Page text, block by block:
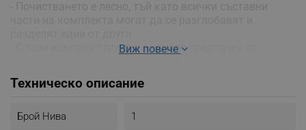
- С този комплект плотът е изцяло предпазен от
на комплекта е противоплъзгаща се
"минерализирано" покритие, което придава усещане за
Виж повече
Техническо описание
Брой Нива 1